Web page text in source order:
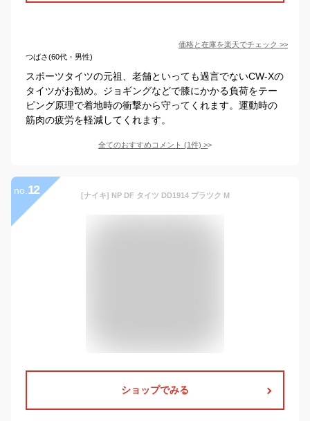
価格と在庫を楽天でチェック >>
つばさ(60代・男性)
スポーツタイツの元祖、老舗といっても過言でないCW-Xの
タイツがお勧め。ジョギングなどで膝にかかる負荷をテー
ピング原理で着地時の衝撃から守ってくれます。運動時の
筋肉の疲労を軽減してくれます。
全てのおすすめコメント (1件) >
no. 12 [ナイキ] NP DF タイツ DD1914 ブラツク M
ショップでみる